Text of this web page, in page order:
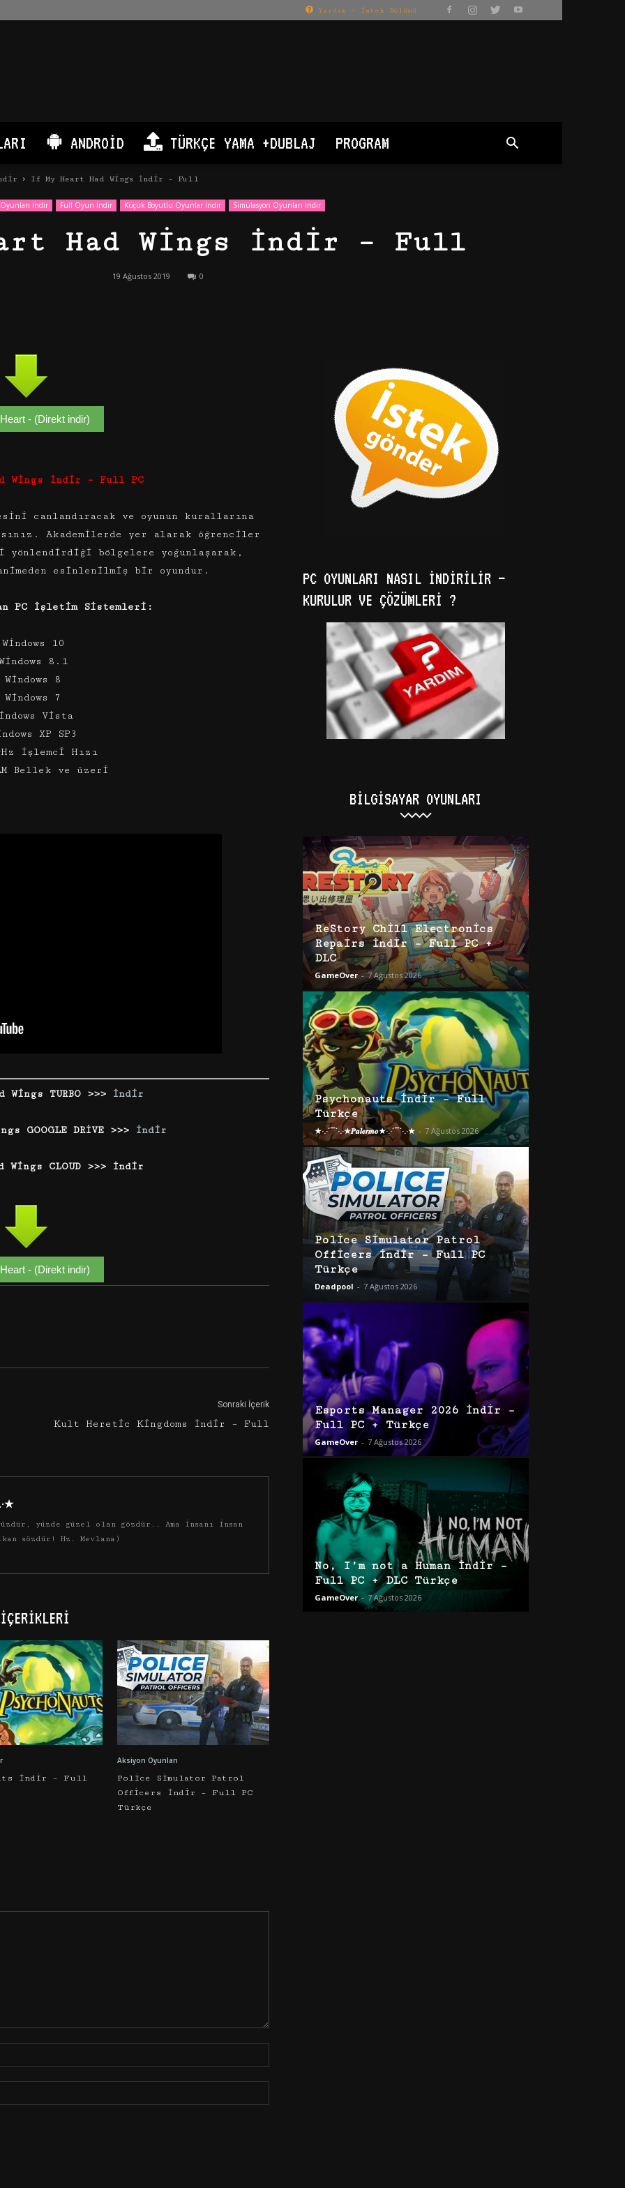
Yardım – İstek Bölümü
ANDROID TÜRKÇE YAMA +DUBLAJ PROGRAM
If My Heart Had Wings İndir – Full
Oyunları İndir Full Oyun İndir Küçük Boyutlu Oyunlar İndir Simülasyon Oyunları İndir
Had Wings İndir – Full
19 Ağustos 2019 0
- (Direkt indir)
Wings İndir – Full PC
canlandıracak ve oyunun kurallarına
Akademilerde yer alarak öğrenciler
yönlendirdiği bölgelere yoğunlaşarak,
esinlenilmiş bir oyundur.
PC İşletim Sistemleri:
10
8.1
Windows 8
Windows 7
Vista
XP SP3
İşlemci Hızı
Bellek ve üzeri
TURBO >>>İndir
GOOGLE DRİVE >>> İndir
CLOUD >>> İndir
- (Direkt indir)
Sonraki İçerik
Kult Heretic Kingdoms İndir – Full
yüzde güzel olan gözdür.. Ama insanı insan
sözdür! Hz. Mevlana)
İndir – Full
Aksiyon Oyunları
Police Simulator Patrol
Officers İndir – Full PC
Türkçe
PC OYUNLARI NASIL İNDIRILIR –
KURULUR VE ÇÖZÜMLERI ?
BILGISAYAR OYUNLARI
ReStory Chill Electronics
Repairs İndir – Full PC +
DLC
GameOver - 7 Ağustos 2026
Psychonauts İndir – Full
Türkçe
★·.·´¯`·.·★𝑷𝒂𝒍𝒆𝒓𝒎𝒐★·.·´¯`·.·★ - 7 Ağustos 2026
Police Simulator Patrol
Officers İndir – Full PC
Türkçe
Deadpool - 7 Ağustos 2026
Esports Manager 2026 İndir –
Full PC + Türkçe
GameOver - 7 Ağustos 2026
No, I’m not a Human İndir –
Full PC + DLC Türkçe
GameOver - 7 Ağustos 2026